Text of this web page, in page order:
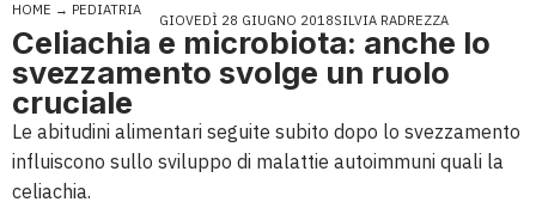
HOME → PEDIATRIA
GIOVEDÌ 28 GIUGNO 2018SILVIA RADREZZA
Celiachia e microbiota: anche lo
svezzamento svolge un ruolo
cruciale
Le abitudini alimentari seguite subito dopo lo svezzamento
influiscono sullo sviluppo di malattie autoimmuni quali la
celiachia.